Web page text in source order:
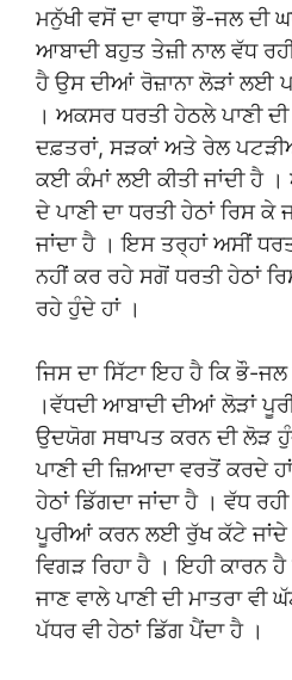
ਮਨੁੱਖੀ ਵਸੋਂ ਦਾ ਵਾਧਾ ਭੌ-ਜਲ ਦੀ
ਆਬਾਦੀ ਬਹੁਤ ਤੇਜ਼ੀ ਨਾਲ ਵੱਧ
ਹੈ ਉਸ ਦੀਆਂ ਰੋਜ਼ਾਨਾ ਲੋੜਾਂ ਲਈ
। ਅਕਸਰ ਧਰਤੀ ਹੇਠਲੇ ਪਾਣੀ
ਦਫ਼ਤਰਾਂ, ਸੜਕਾਂ ਅਤੇ ਰੇਲ
ਕਈ ਕੰਮਾਂ ਲਈ ਕੀਤੀ ਜਾਂਦੀ ਹੈ ।
ਦੇ ਪਾਣੀ ਦਾ ਧਰਤੀ ਹੇਠਾਂ ਰਿਸ ਕੇ
ਜਾਂਦਾ ਹੈ । ਇਸ ਤਰ੍ਹਾਂ ਅਸੀਂ
ਨਹੀਂ ਕਰ ਰਹੇ ਸਗੋਂ ਧਰਤੀ ਹੇਠਾਂ
ਰਹੇ ਹੁੰਦੇ ਹਾਂ ।
ਜਿਸ ਦਾ ਸਿੱਟਾ ਇਹ ਹੈ ਕਿ ਭੌ-
।ਵੱਧਦੀ ਆਬਾਦੀ ਦੀਆਂ ਲੋੜਾਂ
ਉਦਯੋਗ ਸਥਾਪਤ ਕਰਨ ਦੀ ਲੋੜ
ਪਾਣੀ ਦੀ ਜ਼ਿਆਦਾ ਵਰਤੋਂ ਕਰਦੇ
ਹੇਠਾਂ ਡਿੱਗਦਾ ਜਾਂਦਾ ਹੈ । ਵੱਧ
ਪੂਰੀਆਂ ਕਰਨ ਲਈ ਰੁੱਖ ਕੱਟੇ ਜਾਂਦੇ
ਵਿਗੜ ਰਿਹਾ ਹੈ । ਇਹੀ ਕਾਰਨ ਹੈ
ਜਾਣ ਵਾਲੇ ਪਾਣੀ ਦੀ ਮਾਤਰਾ
ਪੱਧਰ ਵੀ ਹੇਠਾਂ ਡਿੱਗ ਪੈਂਦਾ ਹੈ ।